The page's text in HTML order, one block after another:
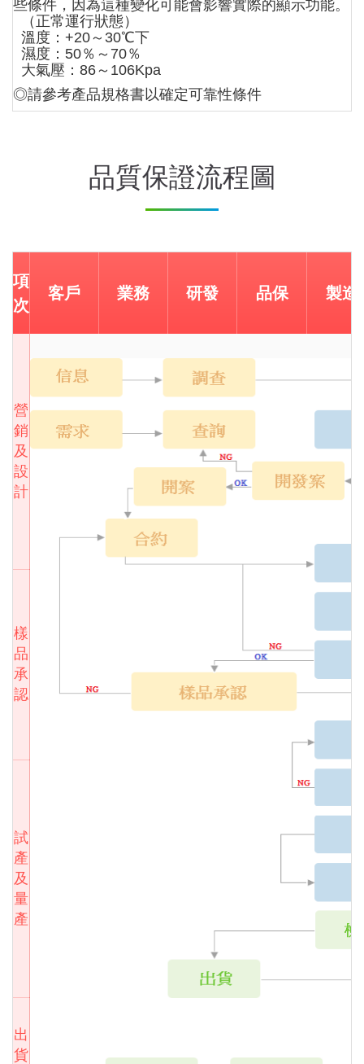
些條件，因為這種變化可能會影響實際的顯示功能。
（正常運行狀態）
溫度：+20～30℃下
濕度：50％～70％
大氣壓：86～106Kpa
◎請參考產品規格書以確定可靠性條件
品質保證流程圖
項
次
客戶 業務 研發 品保 製造
營
銷
及
設
計
樣
品
承
認
試
產
及
量
產
出
貨